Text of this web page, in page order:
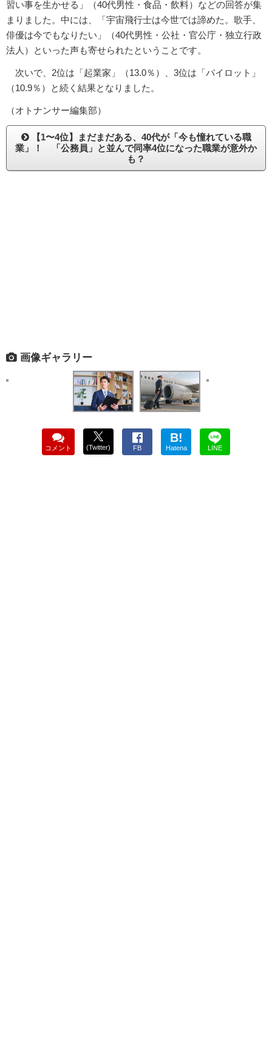
習い事を生かせる」（40代男性・食品・飲料）などの回答が集
まりました。中には、「宇宙飛行士は今世では諦めた。歌手、
俳優は今でもなりたい」（40代男性・公社・官公庁・独立行政
法人）といった声も寄せられたということです。
次いで、2位は「起業家」（13.0％）、3位は「パイロット」
（10.9％）と続く結果となりました。
（オトナンサー編集部）
【1〜4位】まだまだある、40代が「今も憧れている職
業」！ 「公務員」と並んで同率4位になった職業が意外か
も？
画像ギャラリー
コメント (Twitter) FB
B!
Hatena LINE